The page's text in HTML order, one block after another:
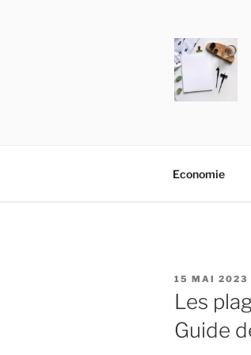
Economie
PUBLIÉ
LE
15 MAI 2023
Les
Guide